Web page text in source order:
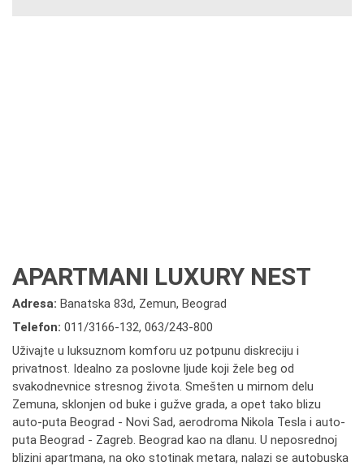
APARTMANI LUXURY NEST
Adresa: Banatska 83d, Zemun, Beograd
Telefon: 011/3166-132, 063/243-800
Uživajte u luksuznom komforu uz potpunu diskreciju i
privatnost. Idealno za poslovne ljude koji žele beg od
svakodnevnice stresnog života. Smešten u mirnom delu
Zemuna, sklonjen od buke i gužve grada, a opet tako blizu
auto-puta Beograd - Novi Sad, aerodroma Nikola Tesla i auto-
puta Beograd - Zagreb. Beograd kao na dlanu. U neposrednoj
blizini apartmana, na oko stotinak metara, nalazi se autobuska